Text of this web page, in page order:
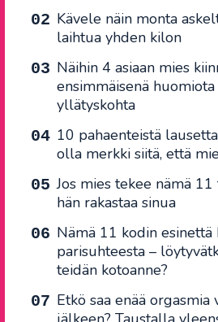
Kävele näin monta
laihtua yhden kilon
Näihin 4 asiaan mies
ensimmäisenä
yllätyskohta
10 pahaenteistä
olla merkki siitä, että
Jos mies tekee nämä
hän rakastaa sinua
Nämä 11 kodin esinettä
parisuhteesta –
teidän kotoanne?
Etkö saa enää orgasmia